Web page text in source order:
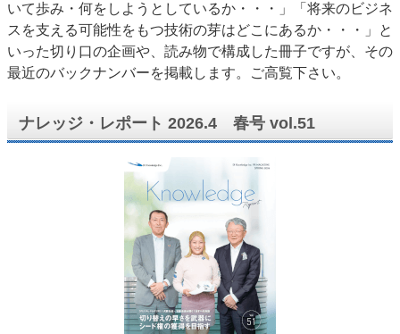
いて歩み・何をしようとしているか・・・」「将来のビジネ
スを支える可能性をもつ技術の芽はどこにあるか・・・」と
いった切り口の企画や、読み物で構成した冊子ですが、その
最近のバックナンバーを掲載します。ご高覧下さい。
ナレッジ・レポート 2026.4 春号 vol.51